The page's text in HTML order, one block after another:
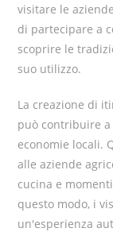
visitare le
di partecipare a
scoprire le
suo utilizzo.
La creazione di
può contribuire
economie locali.
alle aziende
cucina e
questo modo, i
un'esperienza